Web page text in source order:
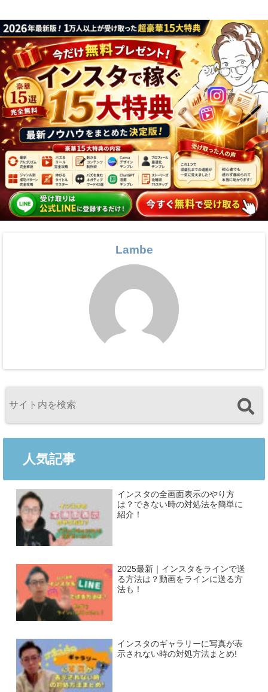
Lambe
人気記事
インスタの全画面表示のやり方
は？できない時の対処法を簡単に
紹介！
2025最新｜インスタをラインで送
る方法は？動画をラインに送る方
法も！
インスタのギャラリーに写真が表
示されない時の対処方法まとめ!